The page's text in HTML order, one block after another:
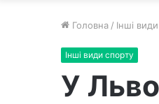
Головна / Інші
Інші види спорту
У